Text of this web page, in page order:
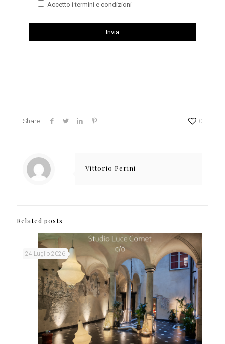
Accetto i termini e condizioni
Share 0
Vittorio Perini
Related posts
24 Luglio 2026